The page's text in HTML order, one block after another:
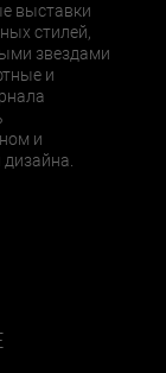
выставки
стилей,
звездами
и
и